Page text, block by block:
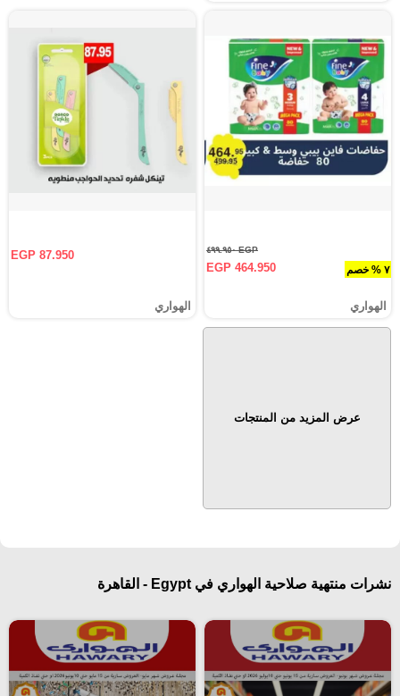
٧ % خصم
EGP ٤٩٩.٩٥٠
EGP 464.950
الهواري
EGP 87.950
الهواري
عرض المزيد من المنتجات
نشرات منتهية صلاحية الهواري في Egypt - القاهرة